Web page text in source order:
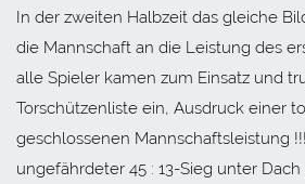
In der zweiten Halbzeit das gleiche
die Mannschaft an die Leistung des
alle Spieler kamen zum Einsatz und
Torschützenliste ein, Ausdruck einer
geschlossenen Mannschaftsleistung
ungefährdeter 45 : 13-Sieg unter Dach